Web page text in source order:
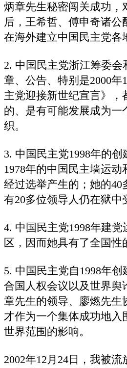
炳章先生秘密闯关成功
后，王希哲、傅申奇诸
在海外建立中国民主党
2. 中国民主党浙江筹委
章、公告、特别是2000
主党迎接新世纪宣言》
的、是有可能发展成为
织。
3. 中国民主党1998年的
1978年的中国民主墙运
经过选举产生的；她的
有20多位领导人仍在狱中
4. 中国民主党1998年建
区，因而她具有了全国性
5. 中国民主党自1998年
合国人权会议以及世界舆
章先生的领导、廖燃先
才作为一个集体成功地
世界范围的影响。
2002年12月24日，我被